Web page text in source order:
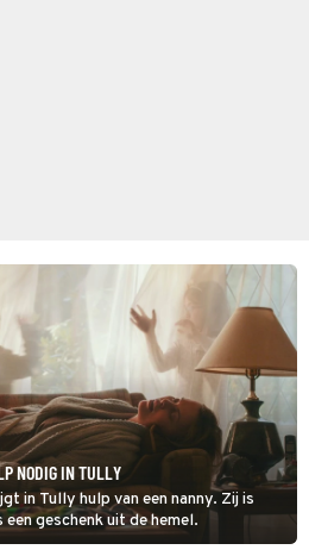
NODIG IN TULLY
in Tully hulp van een nanny. Zij is
geschenk uit de hemel.